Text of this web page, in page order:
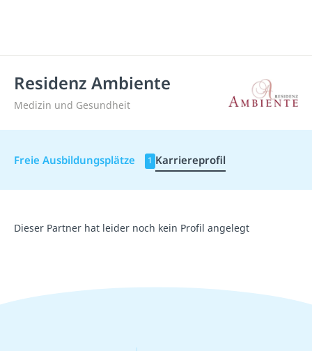
Residenz Ambiente
Medizin und Gesundheit
Freie Ausbildungsplätze 1 Karriereprofil
Dieser Partner hat leider noch kein Profil angelegt